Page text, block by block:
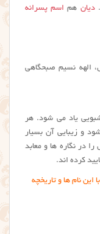
دیان هم اسم پسرانه
الهه نسیم صبحگاهی
یاد می شود. هر
و زیبایی آن بسیار
در نگاره ها و معابد
کرده اند.
این نام ها و تاریخچه